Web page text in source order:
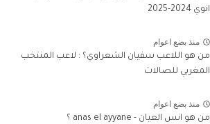
انوي 2024-2025
منذ بضع اعوام
من هو اللاعب سفيان الشعراوي؟ : لاعب المنتخب
المغربي للصالات
منذ بضع اعوام
من هو انس العيان - anas el ayyane ؟